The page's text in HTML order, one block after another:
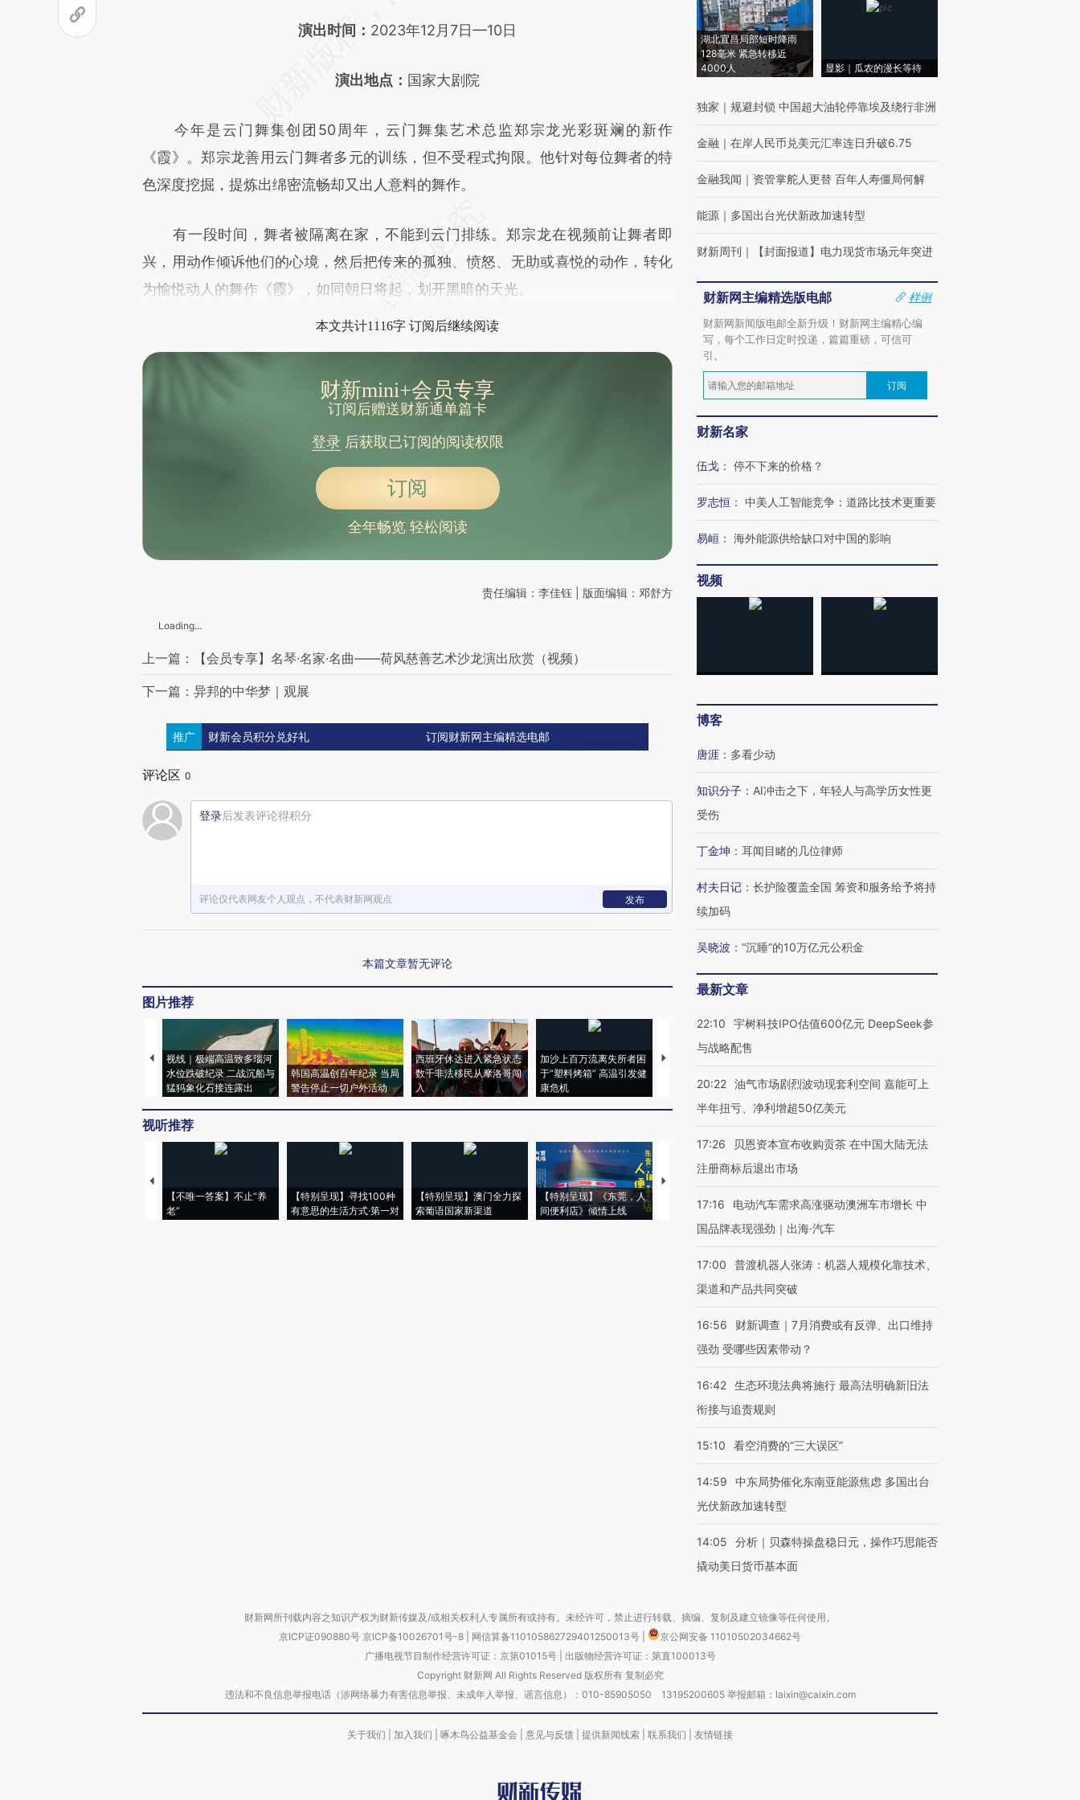
演出时间： 2023年12月7日—10日
演出地点： 国家大剧院
今年是云门舞集创团50周年，云门舞集艺术总监郑宗龙光彩斑斓的新作
《霞》。郑宗龙善用云门舞者多元的训练，但不受程式拘限。他针对每位舞者的特
色深度挖掘，提炼出绵密流畅却又出人意料的舞作。
有一段时间，舞者被隔离在家，不能到云门排练。郑宗龙在视频前让舞者即
兴，用动作倾诉他们的心境，然后把传来的孤独、愤怒、无助或喜悦的动作，转化
为愉悦动人的舞作《霞》，如同朝日将起，划开黑暗的天光。
本文共计1116字 订阅后继续阅读
财新mini+会员专享
订阅后赠送财新通单篇卡
登录后获取已订阅的阅读权限
订阅
全年畅览 轻松阅读
责任编辑：李佳钰 | 版面编辑：邓舒方
Loading...
上一篇：【会员专享】名琴·名家·名曲——荷风慈善艺术沙龙演出欣赏（视频）
下一篇：异邦的中华梦｜观展
推广 财新会员积分兑好礼 订阅财新网主编精选电邮
评论区 0
登录后发表评论得积分
评论仅代表网友个人观点，不代表财新网观点 发布
本篇文章暂无评论
图片推荐
视线｜极端高温致多瑙河
水位跌破纪录 二战沉船与
猛犸象化石接连露出
韩国高温创百年纪录 当局
警告停止一切户外活动
西班牙休达进入紧急状态
数千非法移民从摩洛哥闯
入
加沙上百万流离失所者困
于“塑料烤箱” 高温引发健
康危机
视线｜HYROX的吸金
心“花钱找虐”？
毒品
育部长拱下台
视听推荐
【不唯一答案】不止“养
老”
【特别呈现】寻找100种
有意思的生活方式·第一对
【特别呈现】澳门全力探
索葡语国家新渠道
【特别呈现】《东莞，人
间便利店》倾情上线
【推广】走进第四届链博
会，让数智科技“链”接产
【特别呈现】寻找100种
有意思的生活方式·第三对
CFO：不靠规模取胜，华
住三大增长引擎是什么？
湖北宜昌局部短时降雨
128毫米 紧急转移近
4000人
显影｜瓜农的漫长等待
独家 ｜ 规避封锁 中国超大油轮停靠埃及绕行非洲
金融 ｜ 在岸人民币兑美元汇率连日升破6.75
金融我闻 ｜ 资管掌舵人更替 百年人寿僵局何解
能源 ｜ 多国出台光伏新政加速转型
财新周刊 ｜ 【封面报道】电力现货市场元年突进
财新网主编精选版电邮
样例
财新网新闻版电邮全新升级！财新网主编精心编
写，每个工作日定时投递，篇篇重磅，可信可
引。
订阅
财新名家
伍戈 ： 停不下来的价格？
罗志恒 ： 中美人工智能竞争：道路比技术更重要
易峘 ： 海外能源供给缺口对中国的影响
视频
博客
唐涯 ： 多看少动
知识分子 ： AI冲击之下，年轻人与高学历女性更
受伤
丁金坤 ： 耳闻目睹的几位律师
村夫日记 ： 长护险覆盖全国 筹资和服务给予将持
续加码
吴晓波 ： “沉睡”的10万亿元公积金
最新文章
22:10
宇树科技IPO估值600亿元 DeepSeek参
与战略配售
20:22 油气市场剧烈波动现套利空间 嘉能可上
半年扭亏、净利增超50亿美元
17:26
贝恩资本宣布收购贡茶 在中国大陆无法
注册商标后退出市场
17:16
电动汽车需求高涨驱动澳洲车市增长 中
国品牌表现强劲｜出海·汽车
17:00
普渡机器人张涛：机器人规模化靠技术、
渠道和产品共同突破
16:56
财新调查｜7月消费或有反弹、出口维持
强劲 受哪些因素带动？
16:42 生态环境法典将施行 最高法明确新旧法
衔接与追责规则
15:10 看空消费的“三大误区”
14:59
中东局势催化东南亚能源焦虑 多国出台
光伏新政加速转型
14:05
分析｜贝森特操盘稳日元，操作巧思能否
撬动美日货币基本面
财新网所刊载内容之知识产权为财新传媒及/或相关权利人专属所有或持有。未经许可，禁止进行转载、摘编、复制及建立镜像等任何使用。
京ICP证090880号 京ICP备10026701号-8 网信算备110105862729401250013号
京公网安备 11010502034662号
广播电视节目制作经营许可证：京第01015号| 出版物经营许可证：第直100013号
Copyright 财新网 All Rights Reserved 版权所有 复制必究
违法和不良信息举报电话（涉网络暴力有害信息举报、未成年人举报、谣言信息）：010-85905050 13195200605 举报邮箱：laixin@caixin.com
关于我们 加入我们 啄木鸟公益基金会 意见与反馈 提供新闻线索 联系我们 友情链接